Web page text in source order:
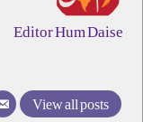
Editor Hum Daise
View all posts